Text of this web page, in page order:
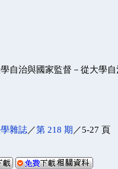
自治與國家監督－從大學
雜誌／第 218 期 ／5-27 頁